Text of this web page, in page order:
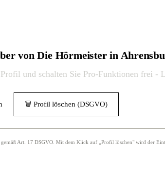
von Die Hörmeister in
und schalten Sie Pro-Funktionen frei -
🗑 Profil löschen (DSGVO)
gemäß Art. 17 DSGVO. Mit dem Klick auf „Profil löschen" wird der